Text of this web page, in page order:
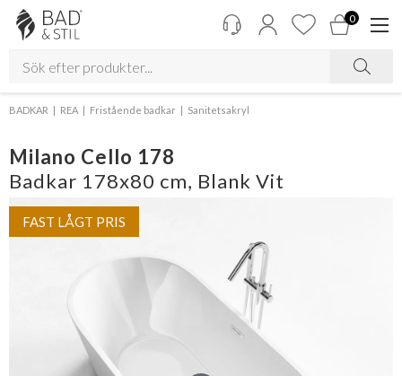
0
BADKAR REA Fristående badkar Sanitetsakryl
Milano Cello 178
Badkar 178x80 cm, Blank Vit
FAST LÅGT PRIS